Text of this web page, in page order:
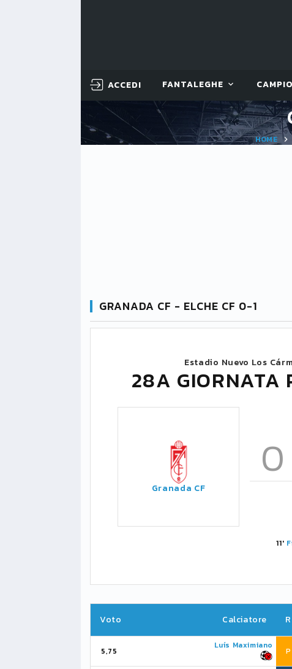
ACCEDI FANTALEGHE
HOME
GRANADA CF - ELCHE CF 0-1
Estadio Nuevo Los
28A GIORNATA
Granada CF
0
11'
Voto Calciatore R
5,75
Luís Maximiano
P